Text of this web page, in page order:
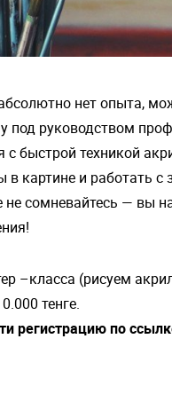
нет опыта,
под руководством
с быстрой техникой
картине и работать с
сомневайтесь — вы
–класса (рисуем
тенге.
регистрацию по